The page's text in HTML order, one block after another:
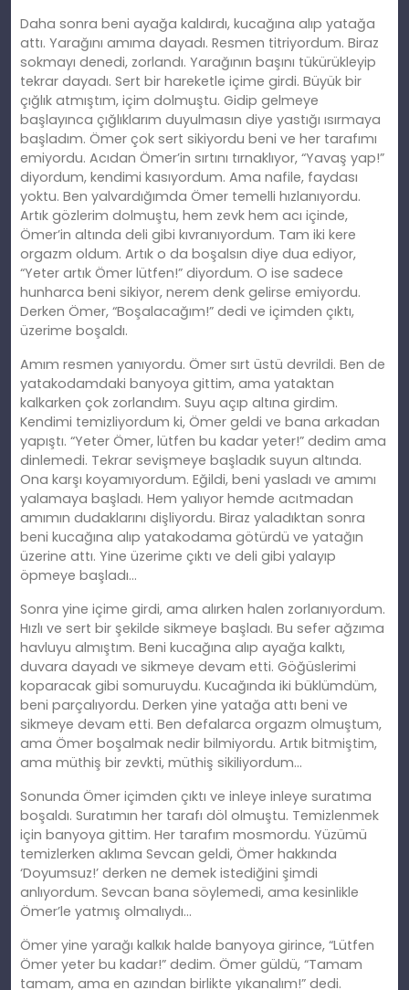
Daha sonra beni ayağa kaldırdı, kucağına alıp yatağa
attı. Yarağını amıma dayadı. Resmen titriyordum. Biraz
sokmayı denedi, zorlandı. Yarağının başını tükürükleyip
tekrar dayadı. Sert bir hareketle içime girdi. Büyük bir
çığlık atmıştım, içim dolmuştu. Gidip gelmeye
başlayınca çığlıklarım duyulmasın diye yastığı ısırmaya
başladım. Ömer çok sert sikiyordu beni ve her tarafımı
emiyordu. Acıdan Ömer’in sırtını tırnaklıyor, “Yavaş yap!”
diyordum, kendimi kasıyordum. Ama nafile, faydası
yoktu. Ben yalvardığımda Ömer temelli hızlanıyordu.
Artık gözlerim dolmuştu, hem zevk hem acı içinde,
Ömer’in altında deli gibi kıvranıyordum. Tam iki kere
orgazm oldum. Artık o da boşalsın diye dua ediyor,
“Yeter artık Ömer lütfen!” diyordum. O ise sadece
hunharca beni sikiyor, nerem denk gelirse emiyordu.
Derken Ömer, “Boşalacağım!” dedi ve içimden çıktı,
üzerime boşaldı.
Amım resmen yanıyordu. Ömer sırt üstü devrildi. Ben de
yatakodamdaki banyoya gittim, ama yataktan
kalkarken çok zorlandım. Suyu açıp altına girdim.
Kendimi temizliyordum ki, Ömer geldi ve bana arkadan
yapıştı. “Yeter Ömer, lütfen bu kadar yeter!” dedim ama
dinlemedi. Tekrar sevişmeye başladık suyun altında.
Ona karşı koyamıyordum. Eğildi, beni yasladı ve amımı
yalamaya başladı. Hem yalıyor hemde acıtmadan
amımın dudaklarını dişliyordu. Biraz yaladıktan sonra
beni kucağına alıp yatakodama götürdü ve yatağın
üzerine attı. Yine üzerime çıktı ve deli gibi yalayıp
öpmeye başladı…
Sonra yine içime girdi, ama alırken halen zorlanıyordum.
Hızlı ve sert bir şekilde sikmeye başladı. Bu sefer ağzıma
havluyu almıştım. Beni kucağına alıp ayağa kalktı,
duvara dayadı ve sikmeye devam etti. Göğüslerimi
koparacak gibi somuruydu. Kucağında iki büklümdüm,
beni parçalıyordu. Derken yine yatağa attı beni ve
sikmeye devam etti. Ben defalarca orgazm olmuştum,
ama Ömer boşalmak nedir bilmiyordu. Artık bitmiştim,
ama müthiş bir zevkti, müthiş sikiliyordum…
Sonunda Ömer içimden çıktı ve inleye inleye suratıma
boşaldı. Suratımın her tarafı döl olmuştu. Temizlenmek
için banyoya gittim. Her tarafım mosmordu. Yüzümü
temizlerken aklıma Sevcan geldi, Ömer hakkında
‘Doyumsuz!’ derken ne demek istediğini şimdi
anlıyordum. Sevcan bana söylemedi, ama kesinlikle
Ömer’le yatmış olmalıydı…
Ömer yine yarağı kalkık halde banyoya girince, “Lütfen
Ömer yeter bu kadar!” dedim. Ömer güldü, “Tamam
tamam, ama en azından birlikte yıkanalım!” dedi.